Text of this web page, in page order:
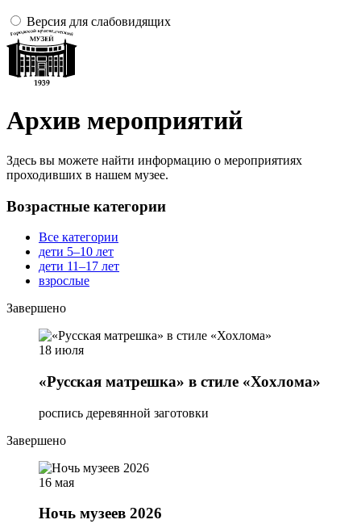
Версия для слабовидящих
Архив мероприятий
Здесь вы можете найти информацию о мероприятиях
проходивших в нашем музее.
Возрастные категории
Все категории
дети 5–10 лет
дети 11–17 лет
взрослые
Завершено
18 июля
«Русская матрешка» в стиле «Хохлома»
роспись деревянной заготовки
Завершено
16 мая
Ночь музеев 2026